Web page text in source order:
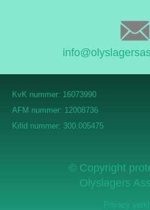
KvK nummer: 16073990
AFM nummer: 12008736
Kifid nummer: 300.005475
© Copyright
Olyslagers
Privacy